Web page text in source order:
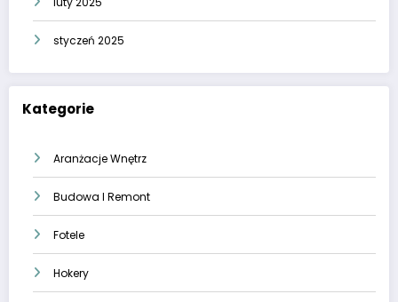
styczeń 2025
Kategorie
Aranżacje Wnętrz
Budowa I Remont
Fotele
Hokery